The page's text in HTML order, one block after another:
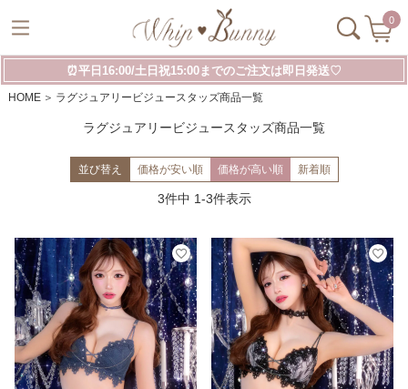
0
⏰平日16:00/土日祝15:00までのご注文は即日発送♡
HOME ラグジュアリービジュースタッズ商品一覧
ラグジュアリービジュースタッズ商品一覧
並び替え 価格が安い順 価格が高い順 新着順
3件中 1-3件表示